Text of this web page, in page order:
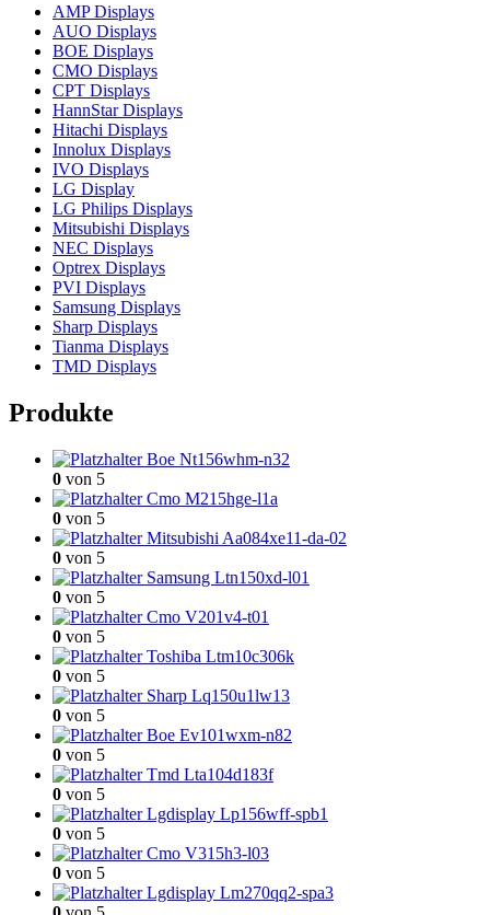
AMP Displays
AUO Displays
BOE Displays
CMO Displays
CPT Displays
HannStar Displays
Hitachi Displays
Innolux Displays
IVO Displays
LG Display
LG Philips Displays
Mitsubishi Displays
NEC Displays
Optrex Displays
PVI Displays
Samsung Displays
Sharp Displays
Tianma Displays
TMD Displays
Produkte
Boe Nt156whm-n32
0 von 5
Cmo M215hge-l1a
0 von 5
Mitsubishi Aa084xe11-da-02
0 von 5
Samsung Ltn150xd-l01
0 von 5
Cmo V201v4-t01
0 von 5
Toshiba Ltm10c306k
0 von 5
Sharp Lq150u1lw13
0 von 5
Boe Ev101wxm-n82
0 von 5
Tmd Lta104d183f
0 von 5
Lgdisplay Lp156wff-spb1
0 von 5
Cmo V315h3-l03
0 von 5
Lgdisplay Lm270qq2-spa3